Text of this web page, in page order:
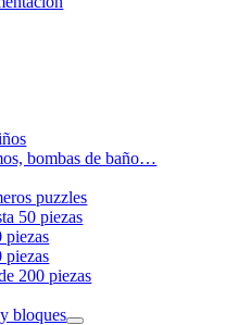
bombas de baño…
puzzles
50 piezas
piezas
piezas
200 piezas
bloques